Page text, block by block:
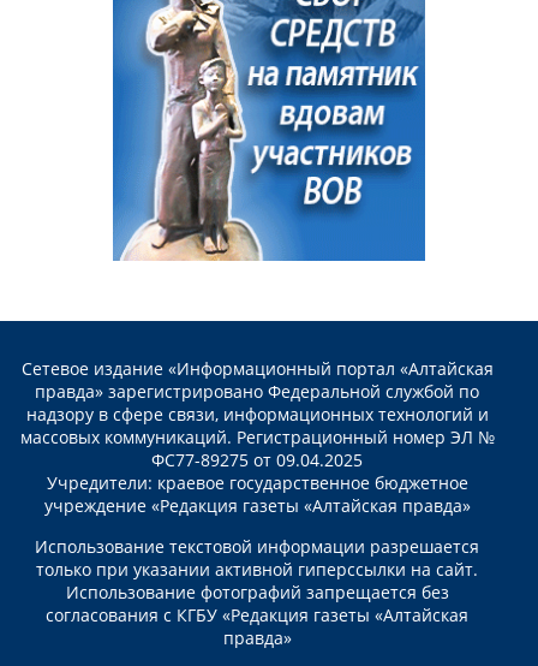
Сетевое издание «Информационный портал «Алтайская
правда» зарегистрировано Федеральной службой по
надзору в сфере связи, информационных технологий и
массовых коммуникаций. Регистрационный номер ЭЛ №
ФС77-89275 от 09.04.2025
Учредители: краевое государственное бюджетное
учреждение «Редакция газеты «Алтайская правда»
Использование текстовой информации разрешается
только при указании активной гиперссылки на сайт.
Использование фотографий запрещается без
согласования с КГБУ «Редакция газеты «Алтайская
правда»